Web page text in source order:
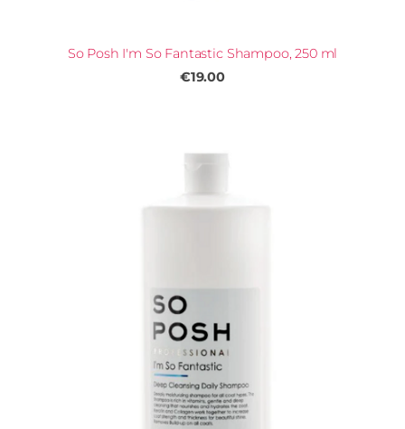
So Posh I'm So Fantastic Shampoo, 250 ml
€19.00